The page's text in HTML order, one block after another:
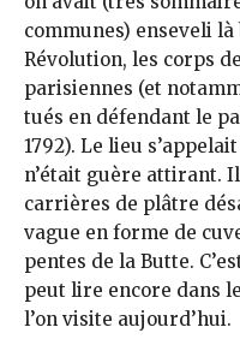
communes) enseveli
Révolution, les corps
parisiennes (et
tués en défendant le
1792). Le lieu
n’était guère attirant.
carrières de plâtre
vague en forme de
pentes de la Butte.
peut lire encore dans
l’on visite aujourd’hui.